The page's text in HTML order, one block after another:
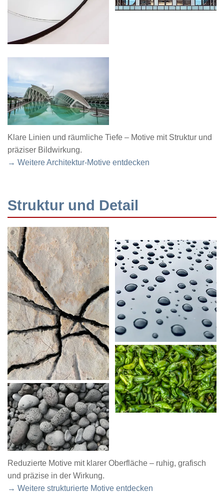
Klare Linien und räumliche Tiefe – Motive mit Struktur und
präziser Bildwirkung.
→ Weitere Architektur-Motive entdecken
Struktur und Detail
Reduzierte Motive mit klarer Oberfläche – ruhig, grafisch
und präzise in der Wirkung.
→ Weitere strukturierte Motive entdecken